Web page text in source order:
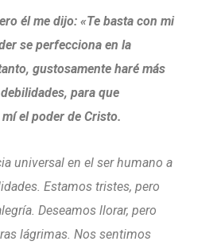
él me dijo: «Te basta con mi
se perfecciona en la
gustosamente haré más
para que
el poder de Cristo.
universal en el ser humano a
Estamos tristes, pero
Deseamos llorar, pero
lágrimas. Nos sentimos